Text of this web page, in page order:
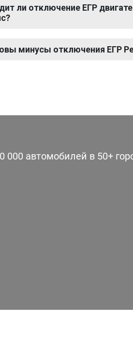
ли отключение ЕГР
минусы отключения ЕГР
автомобилей в 50+